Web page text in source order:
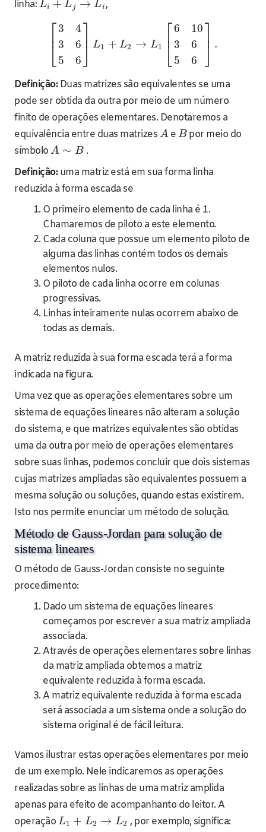
linha: Li + Lj → Li ,
⎡
⎣
⎢ 3
3
5
4
6
6
⎤
⎦⎥ L1 + L2 → L1 ⎡
⎣
⎢ 6
3
5
10
6
6
⎤
⎦⎥ .
Definição: Duas matrizes são equivalentes se uma
pode ser obtida da outra por meio de um número
finito de operações elementares. Denotaremos a
equivalência entre duas matrizes A e Bpor meio do
símbolo A ∼ B .
Definição:uma matriz está em sua forma linha
reduzida à forma escada se
O primeiro elemento de cada linha é 1.
Chamaremos de piloto a este elemento.
Cada coluna que possue um elemento piloto de
alguma das linhas contém todos os demais
elementos nulos.
O piloto de cada linha ocorre em colunas
progressivas.
Linhas inteiramente nulas ocorrem abaixo de
todas as demais.
A matriz reduzida à sua forma escada terá a forma
indicada na figura.
Uma vez que as operações elementares sobre um
sistema de equações lineares não alteram a solução
do sistema, e que matrizes equivalentes são obtidas
uma da outra por meio de operações elementares
sobre suas linhas, podemos concluir que dois sistemas
cujas matrizes ampliadas são equivalentes possuem a
mesma solução ou soluções, quando estas existirem.
Isto nos permite enunciar um método de solução.
Método de Gauss-Jordan para solução de
sistema lineares
O método de Gauss-Jordan consiste no seguinte
procedimento:
Dado um sistema de equações lineares
começamos por escrever a sua matriz ampliada
associada.
Através de operações elementares sobre linhas
da matriz ampliada obtemos a matriz
equivalente reduzida à forma escada.
A matriz equivalente reduzida à forma escada
será associada a um sistema onde a solução do
sistema original é de fácil leitura.
Vamos ilustrar estas operações elementares por meio
de um exemplo. Nele indicaremos as operações
realizadas sobre as linhas de uma matriz amplida
apenas para efeito de acompanhanto do leitor. A
operação L1 + L2 → L2 , por exemplo, significa: